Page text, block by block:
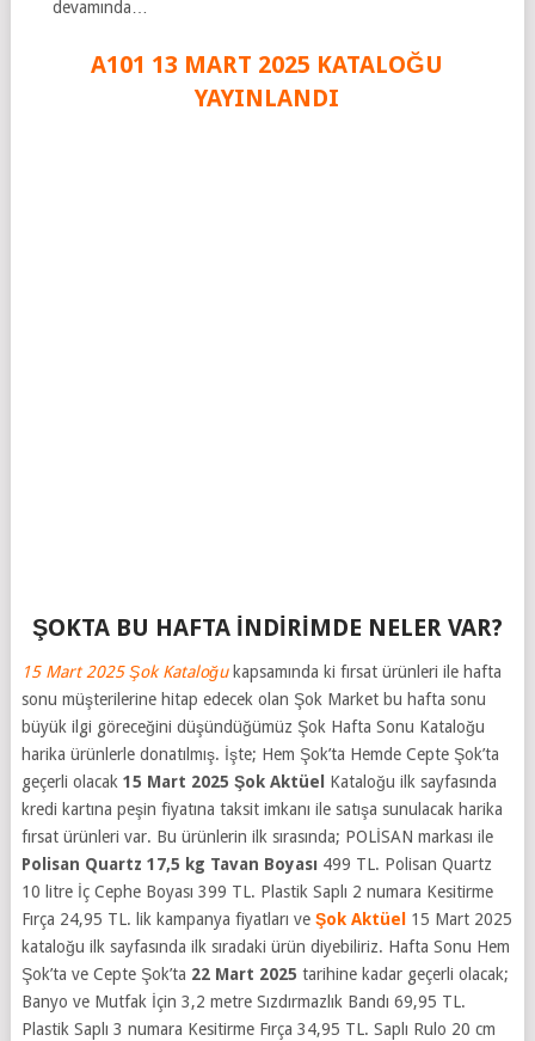
devamında…
A101 13 MART 2025 KATALOĞU
YAYINLANDI
ŞOKTA BU HAFTA İNDİRİMDE NELER VAR?
15 Mart 2025 Şok Kataloğu kapsamında ki fırsat ürünleri ile hafta
sonu müşterilerine hitap edecek olan Şok Market bu hafta sonu
büyük ilgi göreceğini düşündüğümüz Şok Hafta Sonu Kataloğu
harika ürünlerle donatılmış. İşte; Hem Şok’ta Hemde Cepte Şok’ta
geçerli olacak 15 Mart 2025 Şok Aktüel Kataloğu ilk sayfasında
kredi kartına peşin fiyatına taksit imkanı ile satışa sunulacak harika
fırsat ürünleri var. Bu ürünlerin ilk sırasında; POLİSAN markası ile
Polisan Quartz 17,5 kg Tavan Boyası 499 TL. Polisan Quartz
10 litre İç Cephe Boyası 399 TL. Plastik Saplı 2 numara Kesitirme
Fırça 24,95 TL. lik kampanya fiyatları ve Şok Aktüel
15 Mart 2025
kataloğu ilk sayfasında ilk sıradaki ürün diyebiliriz. Hafta Sonu Hem
Şok’ta ve Cepte Şok’ta 22 Mart 2025 tarihine kadar geçerli olacak;
Banyo ve Mutfak İçin 3,2 metre Sızdırmazlık Bandı 69,95 TL.
Plastik Saplı 3 numara Kesitirme Fırça 34,95 TL. Saplı Rulo 20 cm